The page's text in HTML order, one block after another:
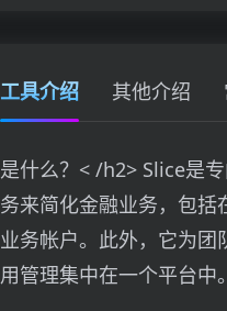
工具介绍 其他介绍
是什么？< /h2> Slice是
务来简化金融业务，包
业务帐户。此外，它为
用管理集中在一个平台中。